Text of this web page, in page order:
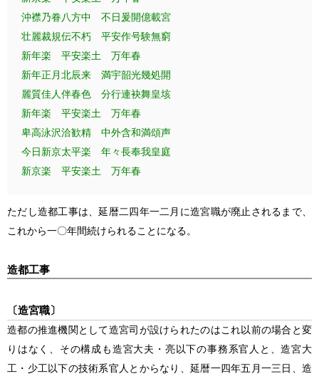
沖襟乃眷八方中 不日爰開億載宮
壮麗裁規伝不朽 平安作号験無窮
新年楽 平安楽土 万年春
新年正月北辰来 満宇韶光幾処開
麗質佳人伴春色 分行連袂舞皇垓
新年楽 平安楽土 万年春
卑高泳沢洽歓精 中外含和満頌声
今日新京太平楽 年々長奉我皇庭
新京楽 平安楽土 万年春
ただし造都工事は、延暦二四年一二月に造宮職が廃止されるまで、
これから一〇年間続けられることになる。
造都工事
〔造宮職〕
造都の推進機関として造宮司が設けられたのはこれ以前の場合と変
りはなく、その構成も造宮大夫・亮以下の事務系官人と、造宮大
工・少工以下の技術系官人とからなり、延暦一四年五月一三日、造